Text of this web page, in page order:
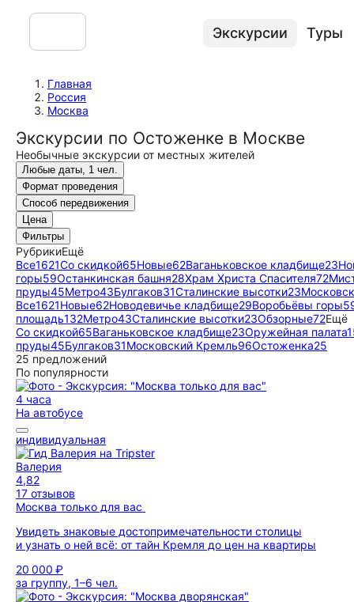
Экскурсии Туры
Главная
Россия
Москва
Экскурсии по Остоженке в Москве
Необычные экскурсии от местных жителей
Любые даты, 1 чел.
Формат проведения
Способ передвижения
Цена
Фильтры
РубрикиЕщё
Все1621Со скидкой65Новые62Ваганьковское кладбище23
горы59Останкинская башня28Храм Христа Спасителя72
пруды45Метро43Булгаков31Сталинские высотки23
Все1621Новые62Новодевичье кладбище29Воробьёвы горы
площадь132Метро43Сталинские высотки23Обзорные72Ещё
Со скидкой65Ваганьковское кладбище23Оружейная палата
пруды45Булгаков31Московский Кремль96Остоженка25
25 предложений
По популярности
4 часа
На автобусе
индивидуальная
Валерия
4,82
17 отзывов
Москва только для вас
Увидеть знаковые достопримечательности столицы
и узнать о ней всё: от тайн Кремля до цен на квартиры
20 000 ₽
за группу, 1–6 чел.